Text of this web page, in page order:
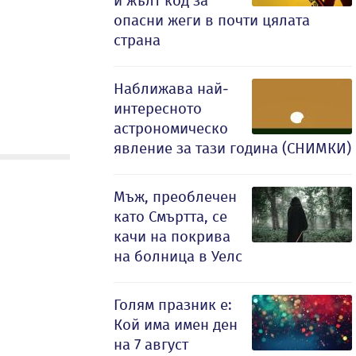
опасни жеги в почти цялата
страна
Наближава най-
интересното
астрономическо
явление за тази година (СНИМКИ)
Мъж, преоблечен
като Смъртта, се
качи на покрива
на болница в Уелс
Голям празник е:
Кой има имен ден
на 7 август